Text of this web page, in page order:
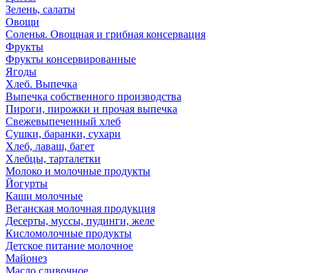
Зелень, салаты
Овощи
Соленья. Овощная и грибная консервация
Фрукты
Фрукты консервированные
Ягоды
Хлеб. Выпечка
Выпечка собственного производства
Пироги, пирожки и прочая выпечка
Свежевыпеченный хлеб
Сушки, баранки, сухари
Хлеб, лаваш, багет
Хлебцы, тарталетки
Молоко и молочные продукты
Йогурты
Каши молочные
Веганская молочная продукция
Десерты, муссы, пудинги, желе
Кисломолочные продукты
Детское питание молочное
Майонез
Масло сливочное